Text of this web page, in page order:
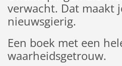
verwacht. Dat maakt
nieuwsgierig.
Een boek met een
waarheidsgetrouw.